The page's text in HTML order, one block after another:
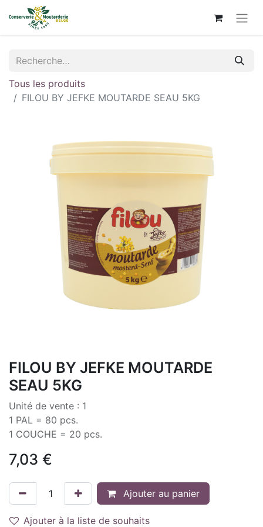
Tous les produits
FILOU BY JEFKE MOUTARDE SEAU 5KG
FILOU BY JEFKE MOUTARDE
SEAU 5KG
Unité de vente : 1
1 PAL = 80 pcs.
1 COUCHE = 20 pcs.
7,03 €
Ajouter au panier
Ajouter à la liste de souhaits